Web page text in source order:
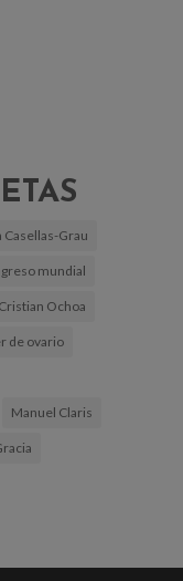
Casellas-Grau
mundial
Cristian Ochoa
de ovario
Manuel Claris